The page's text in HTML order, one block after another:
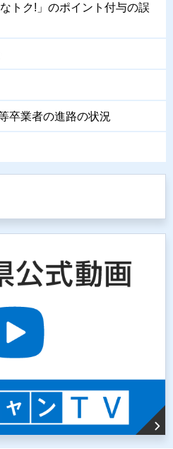
トク!」のポイント付与の誤
卒業者の進路の状況